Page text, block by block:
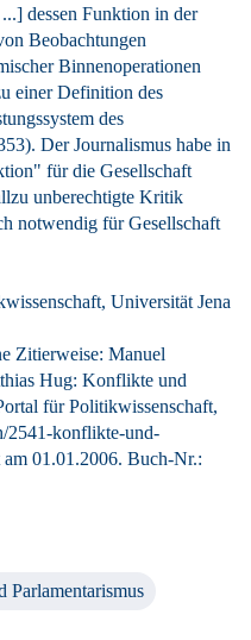
dessen Funktion in der
Beobachtungen
Binnenoperationen
einer Definition des
des
Der Journalismus habe in
für die Gesellschaft
unberechtigte Kritik
notwendig für Gesellschaft
Universität Jena
Zitierweise: Manuel
Hug: Konflikte und
für Politikwissenschaft,
2541-konflikte-und-
01.01.2006. Buch-Nr.:
Parlamentarismus